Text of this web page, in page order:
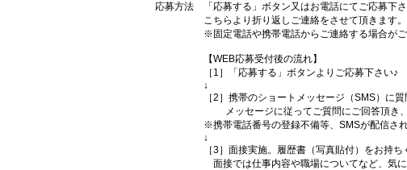
応募方法
「応募する」ボタン又はお電話にてご応募下さ
こちらより折り返しご連絡をさせて頂きます。
※固定電話や携帯電話からご連絡する場合がご
【WEB応募受付後の流れ】
［1］「応募する」ボタンよりご応募下さい♪
↓
［2］携帯のショートメッセージ（SMS）に
メッセージに従ってご質問にご回答頂き、
※携帯電話番号の登録不備等、SMSが配信さ
↓
［3］面接実施。履歴書（写真貼付）をお持ち
面接では仕事内容や職場についてなど、気